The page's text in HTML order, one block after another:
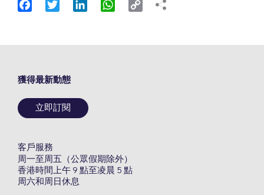
FacebookTwitter LinkedIn WhatsApp
Copy
獲得最新動態
立即訂閱
客戶服務
周一至周五（公眾假期除外）
香港時間上午 9 點至凌晨 5 點
周六和周日休息